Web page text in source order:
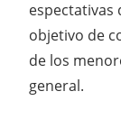
espectativas
objetivo de
de los
general.